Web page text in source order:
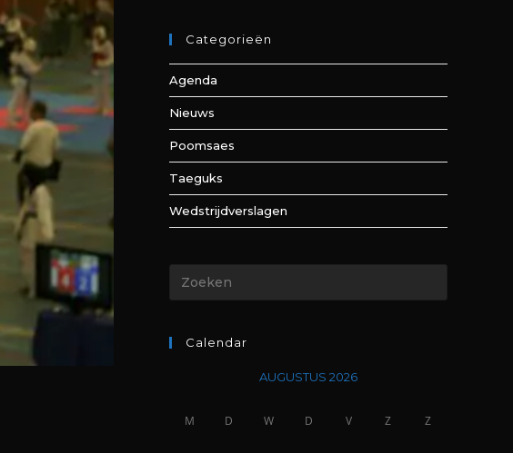
Categorieën
Agenda
Nieuws
Poomsaes
Taeguks
Wedstrijdverslagen
Calendar
AUGUSTUS 2026
M D W D V Z Z